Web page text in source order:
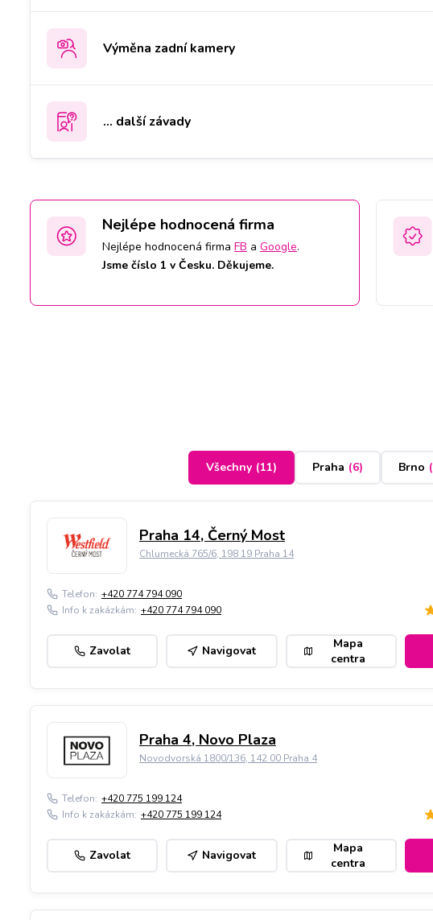
Výměna zadní kamery
... další závady
Nejlépe hodnocená firma
Nejlépe hodnocená firma FB a Google.
Jsme číslo 1 v Česku. Děkujeme.
Všechny (11) Praha (6) Brno (
Praha 14, Černý Most
Chlumecká 765/6, 198 19 Praha 14
Telefon: +420 774 794 090
Info k zakázkám: +420 774 794 090
Zavolat Navigovat
Mapa
centra
Praha 4, Novo Plaza
Novodvorská 1800/136, 142 00 Praha 4
Telefon: +420 775 199 124
Info k zakázkám: +420 775 199 124
Zavolat Navigovat
Mapa
centra